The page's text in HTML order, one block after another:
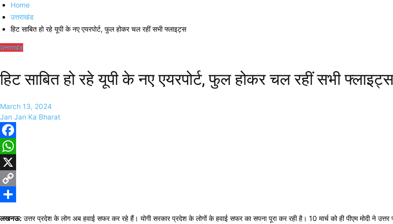
Home
उत्तराखंड
हिट साबित हो रहे यूपी के नए एयरपोर्ट, फुल होकर चल रहीं सभी फ्लाइट्स
उत्तराखंड
हिट साबित हो रहे यूपी के नए एयरपोर्ट, फुल होकर चल रहीं सभी फ्लाइट्स
March 13, 2024
Jan Jan Ka Bharat
Facebook
WhatsApp
X
Copy
लखनऊ: उत्तर प्रदेश के लोग अब हवाई सफर कर रहे हैं। योगी सरकार प्रदेश के लोगों के हवाई सफर का सपना पूरा कर रही है। 10 मार्च को ही पीएम मोदी ने